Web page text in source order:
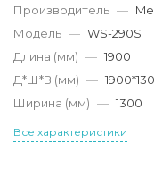
Производитель —
Модель — WS-290S
Длина (мм) — 1900
Д*Ш*В (мм) —
Ширина (мм) — 1300
Все характеристики